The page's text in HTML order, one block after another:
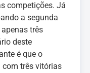
competições. Já
a segunda
três
deste
é que o
três vitórias